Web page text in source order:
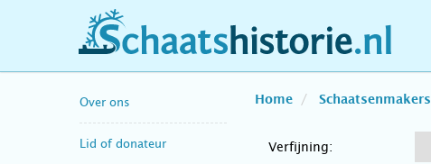
schaatshistorie.nl
Over ons
Lid of donateur
Home Schaatsenmakers
Verfijning: